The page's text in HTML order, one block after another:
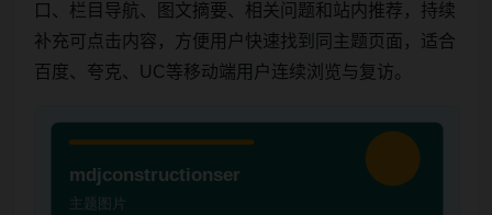
口、栏目导航、图文摘要、相关问题和站内推荐，持续
补充可点击内容，方便用户快速找到同主题页面，适合
百度、夸克、UC等移动端用户连续浏览与复访。